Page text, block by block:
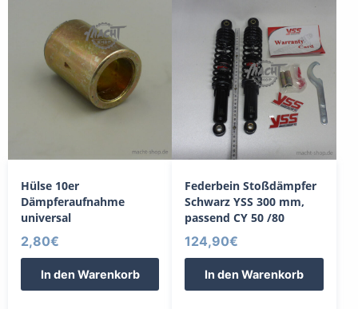
Hülse 10er
Dämpferaufnahme
universal
2,80€
In den Warenkorb
Federbein Stoßdämpfer
Schwarz YSS 300 mm,
passend CY 50 /80
124,90€
In den Warenkorb